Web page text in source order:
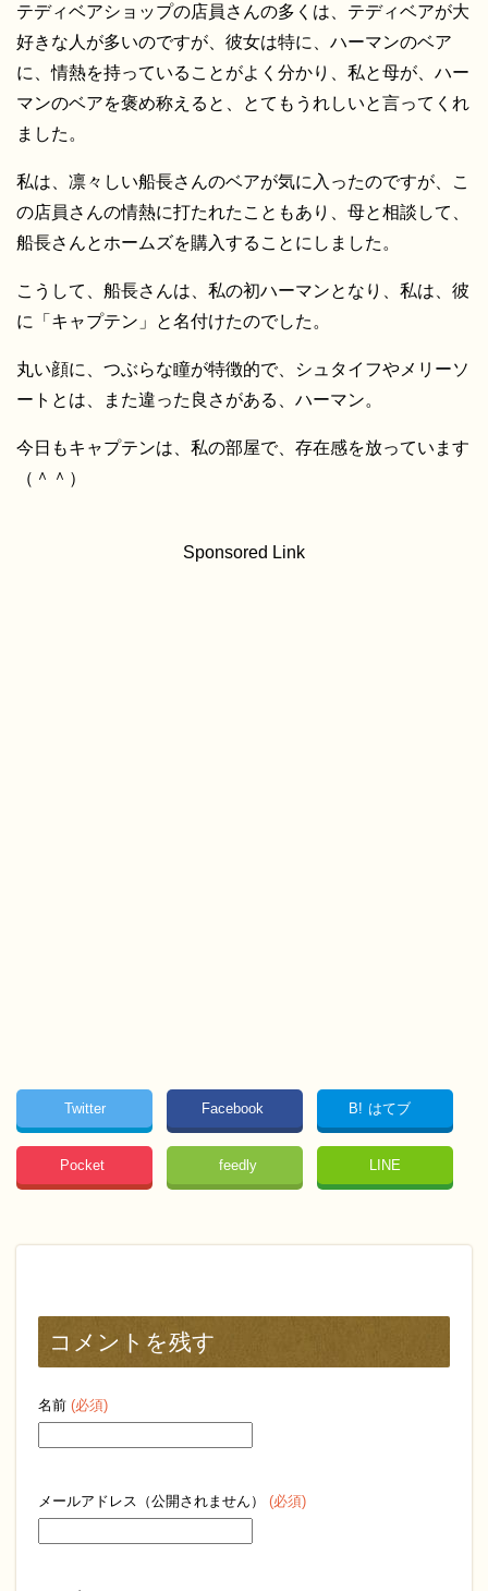
テディベアショップの店員さんの多くは、テディベアが大
好きな人が多いのですが、彼女は特に、ハーマンのベア
に、情熱を持っていることがよく分かり、私と母が、ハー
マンのベアを褒め称えると、とてもうれしいと言ってくれ
ました。
私は、凛々しい船長さんのベアが気に入ったのですが、こ
の店員さんの情熱に打たれたこともあり、母と相談して、
船長さんとホームズを購入することにしました。
こうして、船長さんは、私の初ハーマンとなり、私は、彼
に「キャプテン」と名付けたのでした。
丸い顔に、つぶらな瞳が特徴的で、シュタイフやメリーソ
ートとは、また違った良さがある、ハーマン。
今日もキャプテンは、私の部屋で、存在感を放っています
（＾＾）
Sponsored Link
Twitter Facebook B! はてブ
Pocket feedly LINE
コメントを残す
名前 (必須)
メールアドレス（公開されません） (必須)